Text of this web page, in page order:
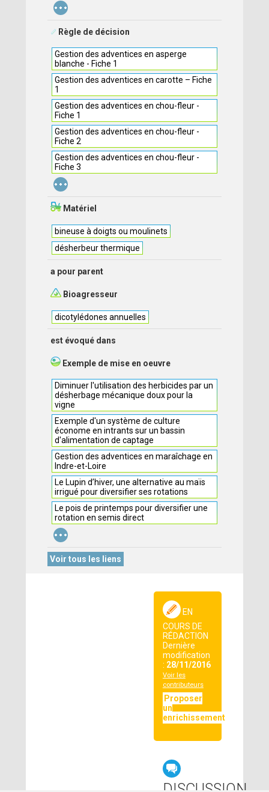
...
Règle de décision
Gestion des adventices en asperge
blanche - Fiche 1
Gestion des adventices en carotte – Fiche
1
Gestion des adventices en chou-fleur -
Fiche 1
Gestion des adventices en chou-fleur -
Fiche 2
Gestion des adventices en chou-fleur -
Fiche 3
...
Matériel
bineuse à doigts ou moulinets
désherbeur thermique
a pour parent
Bioagresseur
dicotylédones annuelles
est évoqué dans
Exemple de mise en oeuvre
Diminuer l'utilisation des herbicides par un
désherbage mécanique doux pour la
vigne
Exemple d'un système de culture
économe en intrants sur un bassin
d'alimentation de captage
Gestion des adventices en maraîchage en
Indre-et-Loire
Le Lupin d’hiver, une alternative au maïs
irrigué pour diversifier ses rotations
Le pois de printemps pour diversifier une
rotation en semis direct
...
Voir tous les liens
EN
COURS DE
RÉDACTION
Dernière
modification
: 28/11/2016
Voir les
contributeurs
Proposer
un
enrichissement